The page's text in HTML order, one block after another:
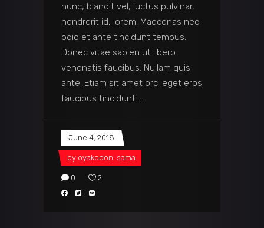
nunc, blandit vel, luctus pulvinar,
hendrerit id, lorem. Maecenas nec
odio et ante tincidunt tempus.
Donec vitae sapien ut libero
venenatis faucibus. Nullam quis
ante. Etiam sit amet orci eget eros
faucibus tincidunt.
June 4, 2018
by oyakodon-sama
0 2